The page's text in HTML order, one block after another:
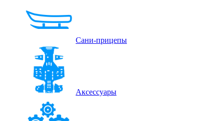
Сани-прицепы
Аксессуары